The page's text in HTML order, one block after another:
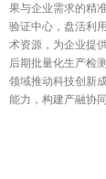
果与企业需求的精
验证中心，盘活利
术资源，为企业提
后期批量化生产检
领域推动科技创新
能力，构建产融协